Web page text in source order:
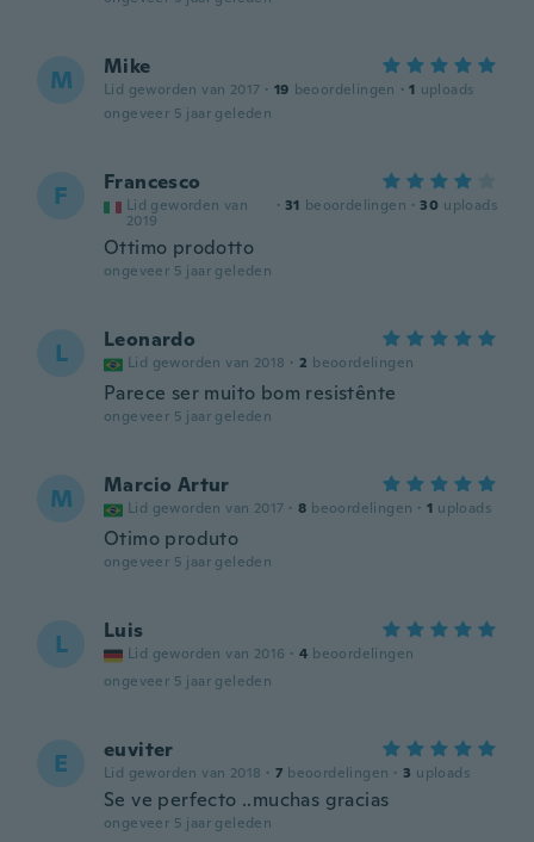
M Mike
Lid geworden van 2017 · 19 beoordelingen · 1 uploads
ongeveer 5 jaar geleden
F Francesco
Lid geworden van
2019
· 31 beoordelingen · 30 uploads
Ottimo prodotto
ongeveer 5 jaar geleden
L Leonardo
Lid geworden van 2018 · 2 beoordelingen
Parece ser muito bom resistênte
ongeveer 5 jaar geleden
M Marcio Artur
Lid geworden van 2017 · 8 beoordelingen · 1 uploads
Otimo produto
ongeveer 5 jaar geleden
L Luis
Lid geworden van 2016 · 4 beoordelingen
ongeveer 5 jaar geleden
E euviter
Lid geworden van 2018 · 7 beoordelingen · 3 uploads
Se ve perfecto ..muchas gracias
ongeveer 5 jaar geleden